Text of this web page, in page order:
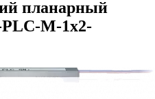
планарный
PLC-M-1x2-